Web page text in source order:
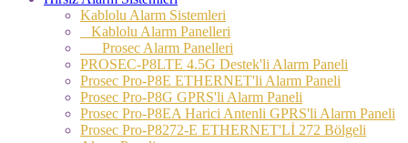
Kablolu Alarm Sistemleri
Kablolu Alarm Panelleri
Prosec Alarm Panelleri
PROSEC-P8LTE 4.5G Destek'li Alarm Paneli
Prosec Pro-P8E ETHERNET'li Alarm Paneli
Prosec Pro-P8G GPRS'li Alarm Paneli
Prosec Pro-P8EA Harici Antenli GPRS'li Alarm Paneli
Prosec Pro-P8272-E ETHERNET'Lİ 272 Bölgeli